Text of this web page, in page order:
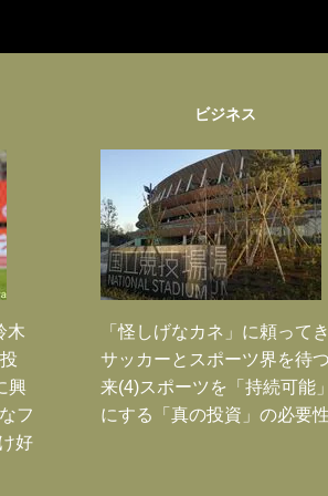
木
興
フ
好
ビジネス
「怪しげなカネ」に頼って
サッカーとスポーツ界を待
来(4)スポーツを「持続可能」
にする「真の投資」の必要性